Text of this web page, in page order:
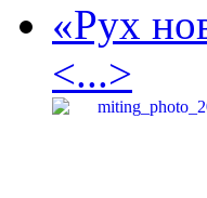
«Рух
<...>